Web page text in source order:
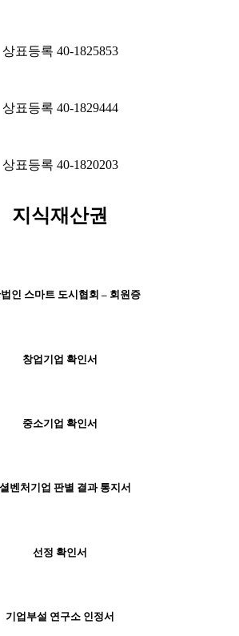
상표등록 40-1825853
상표등록 40-1829444
상표등록 40-1820203
지식재산권
인 스마트 도시협회 – 회원증
창업기업 확인서
중소기업 확인서
벤처기업 판별 결과 통지서
선정 확인서
기업부설 연구소 인정서